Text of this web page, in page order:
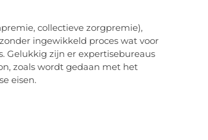
collectieve zorgpremie),
ingewikkeld proces wat voor
Gelukkig zijn er expertisebureaus
zoals wordt gedaan met het
eisen.